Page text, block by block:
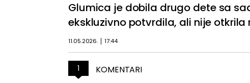
Glumica je dobila drugo dete sa
ekskluzivno potvrdila, ali nije otkrila
11.05.2026. 17:44
1 KOMENTARI